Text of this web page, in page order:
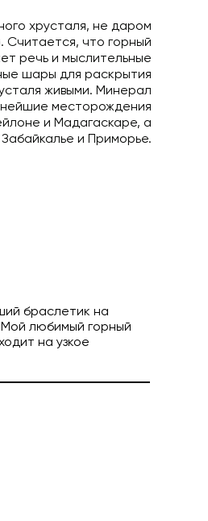
хрусталя, не даром
Считается, что горный
речь и мыслительные
шары для раскрытия
живыми. Минерал
месторождения
и Мадагаскаре, а
и Приморье.
браслетик на
любимый горный
на узкое